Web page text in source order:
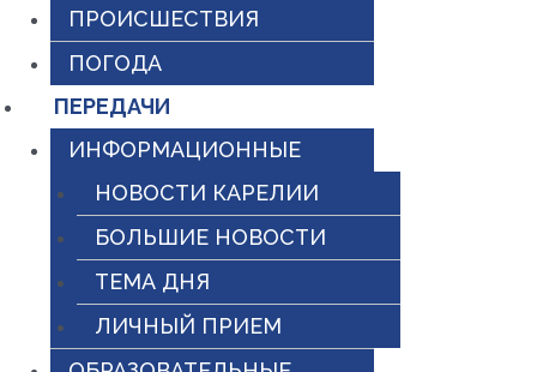
ПРОИСШЕСТВИЯ
ПОГОДА
ПЕРЕДАЧИ
ИНФОРМАЦИОННЫЕ
НОВОСТИ КАРЕЛИИ
БОЛЬШИЕ НОВОСТИ
ТЕМА ДНЯ
ЛИЧНЫЙ ПРИЕМ